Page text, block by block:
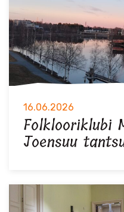
16.06.2026
Folklooriklubi
Joensuu